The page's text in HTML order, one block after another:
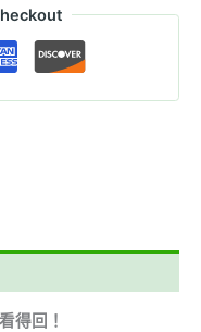
得回！